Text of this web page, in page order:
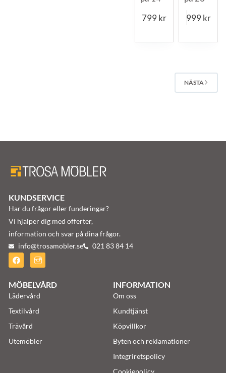
799kr
999kr
NÄSTA
KUNDSERVICE
Har du frågor eller funderingar?
Vi hjälper dig med offerter,
information och svar på dina frågor.
info@trosamobler.se 021 83 84 14
MÖBELVÅRD
Lädervård
Textilvård
Trävård
Utemöbler
INFORMATION
Om oss
Kundtjänst
Köpvillkor
Byten och reklamationer
Integriretspolicy